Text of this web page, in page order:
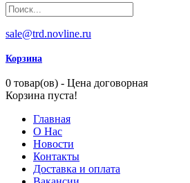
sale@trd.novline.ru
Корзина
0 товар(ов) - Цена договорная
Корзина пуста!
Главная
О Нас
Новости
Контакты
Доставка и оплата